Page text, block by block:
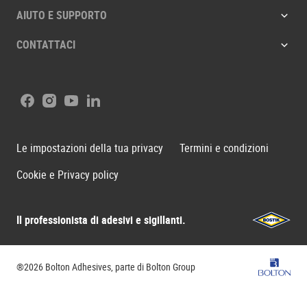
AIUTO E SUPPORTO
CONTATTACI
Il professionista di adesivi e sigillanti.
Facebook
Instagram
YoutubeLinkedIn
Le impostazioni della tua privacy
Termini e condizioni
Cookie e Privacy policy
®2026 Bolton Adhesives, parte di Bolton Group Bostik